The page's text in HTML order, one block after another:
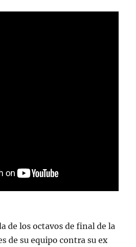
de los octavos de final de la
de su equipo contra su ex